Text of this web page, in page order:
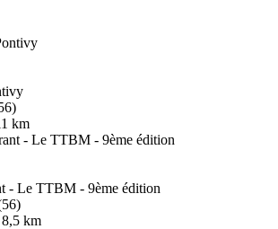
km
- Le TTBM - 9ème édition
8,5 km